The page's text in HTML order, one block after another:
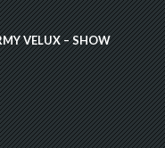
VELUX – SHOW